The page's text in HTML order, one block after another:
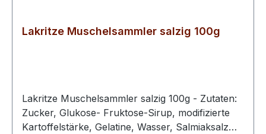
Lakritze Muschelsammler salzig 100g
Lakritze Muschelsammler salzig 100g - Zutaten:
Zucker, Glukose- Fruktose-Sirup, modifizierte
Kartoffelstärke, Gelatine, Wasser, Salmiaksalz